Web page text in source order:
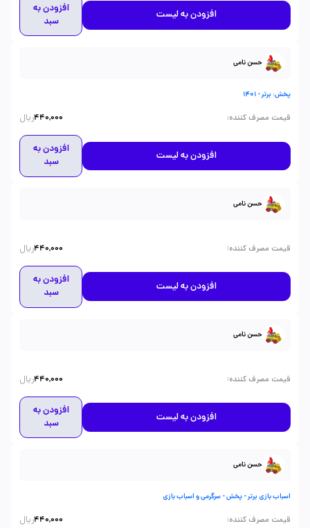
افزودن به لیست
افزودن به
سبد
حسن نامی
پخش: برتر - 1401
قیمت مصرف کننده:
440,000ریال
افزودن به لیست
افزودن به
سبد
حسن نامی
قیمت مصرف کننده:
440,000ریال
افزودن به لیست
افزودن به
سبد
حسن نامی
قیمت مصرف کننده:
440,000ریال
افزودن به لیست
افزودن به
سبد
حسن نامی
اسباب بازی برتر - پخش - سرگرمی و اسباب بازی
قیمت مصرف کننده:
440,000ریال